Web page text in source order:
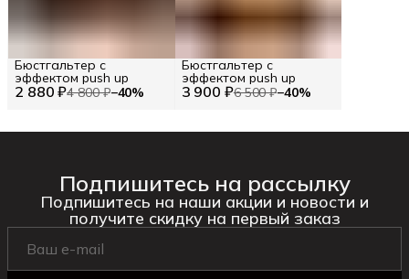
2 880 ₽4 800 ₽−40%
Бюстгальтер с
эффектом push up
3 900 ₽6 500 ₽−40%
Бюстгальтер с
эффектом push up
Подпишитесь на рассылку
Подпишитесь на наши акции и новости и
получите скидку на первый заказ